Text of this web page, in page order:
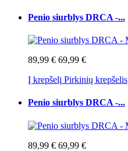
Penio siurblys DRCA -...
89,99 € 69,99 €
Į krepšelį Pirkinių krepšelis
Penio siurblys DRCA -...
89,99 € 69,99 €